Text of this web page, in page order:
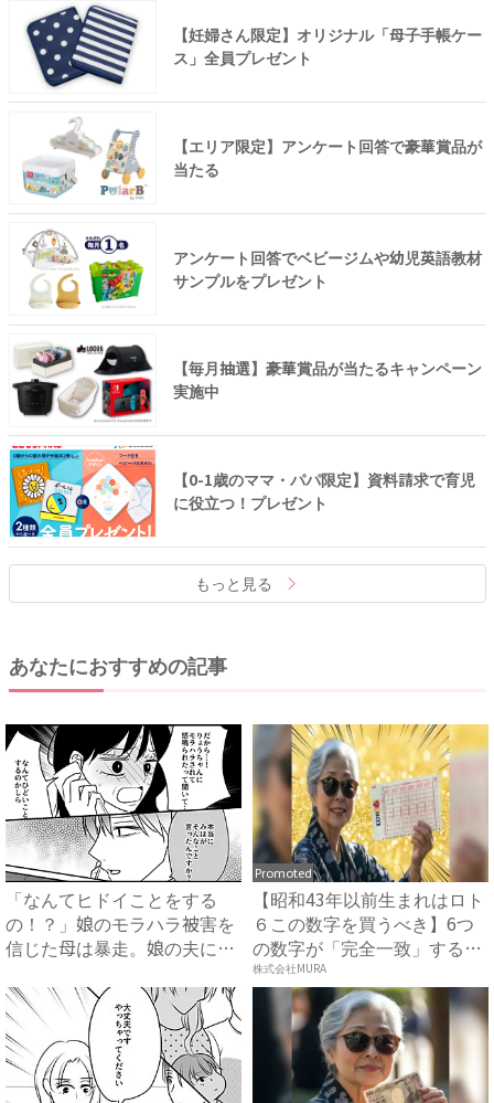
【妊婦さん限定】オリジナル「母子手帳ケー
ス」全員プレゼント
【エリア限定】アンケート回答で豪華賞品が
当たる
アンケート回答でベビージムや幼児英語教材
サンプルをプレゼント
【毎月抽選】豪華賞品が当たるキャンペーン
実施中
【0-1歳のママ・パパ限定】資料請求で育児
に役立つ！プレゼント
もっと見る
あなたにおすすめの記事
「なんてヒドイことをする
の！？」娘のモラハラ被害を
信じた母は暴走。娘の夫に電
Promoted
【昭和43年以前生まれはロト
６この数字を買うべき】6つ
の数字が「完全一致」する
方...
株式会社MURA